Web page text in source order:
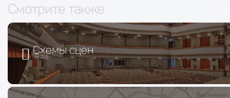
Смотрите также
Схемы сцен